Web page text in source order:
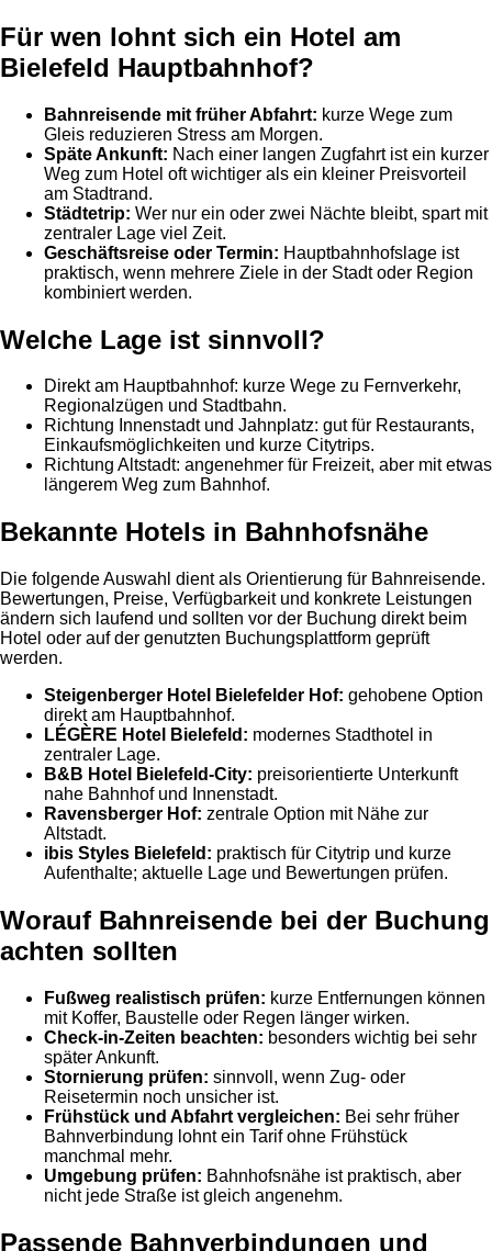
Für wen lohnt sich ein Hotel am
Bielefeld Hauptbahnhof?
Bahnreisende mit früher Abfahrt: kurze Wege zum
Gleis reduzieren Stress am Morgen.
Späte Ankunft: Nach einer langen Zugfahrt ist ein kurzer
Weg zum Hotel oft wichtiger als ein kleiner Preisvorteil
am Stadtrand.
Städtetrip: Wer nur ein oder zwei Nächte bleibt, spart mit
zentraler Lage viel Zeit.
Geschäftsreise oder Termin: Hauptbahnhofslage ist
praktisch, wenn mehrere Ziele in der Stadt oder Region
kombiniert werden.
Welche Lage ist sinnvoll?
Direkt am Hauptbahnhof: kurze Wege zu Fernverkehr,
Regionalzügen und Stadtbahn.
Richtung Innenstadt und Jahnplatz: gut für Restaurants,
Einkaufsmöglichkeiten und kurze Citytrips.
Richtung Altstadt: angenehmer für Freizeit, aber mit etwas
längerem Weg zum Bahnhof.
Bekannte Hotels in Bahnhofsnähe
Die folgende Auswahl dient als Orientierung für Bahnreisende.
Bewertungen, Preise, Verfügbarkeit und konkrete Leistungen
ändern sich laufend und sollten vor der Buchung direkt beim
Hotel oder auf der genutzten Buchungsplattform geprüft
werden.
Steigenberger Hotel Bielefelder Hof: gehobene Option
direkt am Hauptbahnhof.
LÉGÈRE Hotel Bielefeld: modernes Stadthotel in
zentraler Lage.
B&B Hotel Bielefeld-City: preisorientierte Unterkunft
nahe Bahnhof und Innenstadt.
Ravensberger Hof: zentrale Option mit Nähe zur
Altstadt.
ibis Styles Bielefeld: praktisch für Citytrip und kurze
Aufenthalte; aktuelle Lage und Bewertungen prüfen.
Worauf Bahnreisende bei der Buchung
achten sollten
Fußweg realistisch prüfen: kurze Entfernungen können
mit Koffer, Baustelle oder Regen länger wirken.
Check-in-Zeiten beachten: besonders wichtig bei sehr
später Ankunft.
Stornierung prüfen: sinnvoll, wenn Zug- oder
Reisetermin noch unsicher ist.
Frühstück und Abfahrt vergleichen: Bei sehr früher
Bahnverbindung lohnt ein Tarif ohne Frühstück
manchmal mehr.
Umgebung prüfen: Bahnhofsnähe ist praktisch, aber
nicht jede Straße ist gleich angenehm.
Passende Bahnverbindungen und